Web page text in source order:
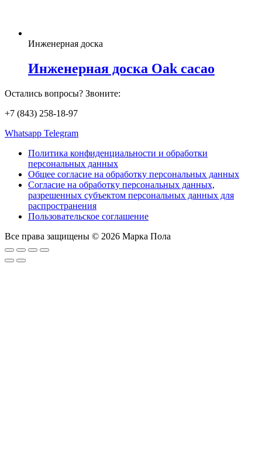
Инженерная доска
Инженерная доска Oak cacao
Остались вопросы? Звоните:
+7 (843) 258-18-97
Whatsapp Telegram
Политика конфиденциальности и обработки
персональных данных
Общее согласие на обработку персональных данных
Согласие на обработку персональных данных,
разрешенных субъектом персональных данных для
распространения
Пользовательское соглашение
Все права защищены © 2026 Марка Пола